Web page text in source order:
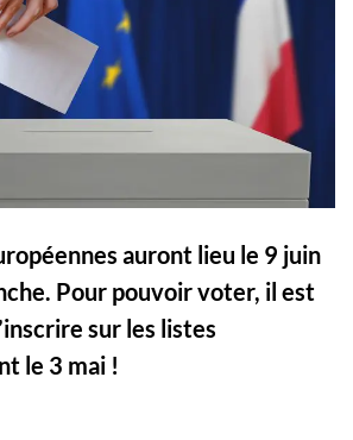
auront lieu le 9 juin
Pour pouvoir voter, il est
sur les listes
le 3 mai !